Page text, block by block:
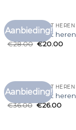
Aanbieding!
VINTAGE T SHIRT HEREN
vintage t shirt heren
€28.00 €20.00
Aanbieding!
VINTAGE T SHIRT HEREN
vintage t shirt heren
€36.00 €26.00